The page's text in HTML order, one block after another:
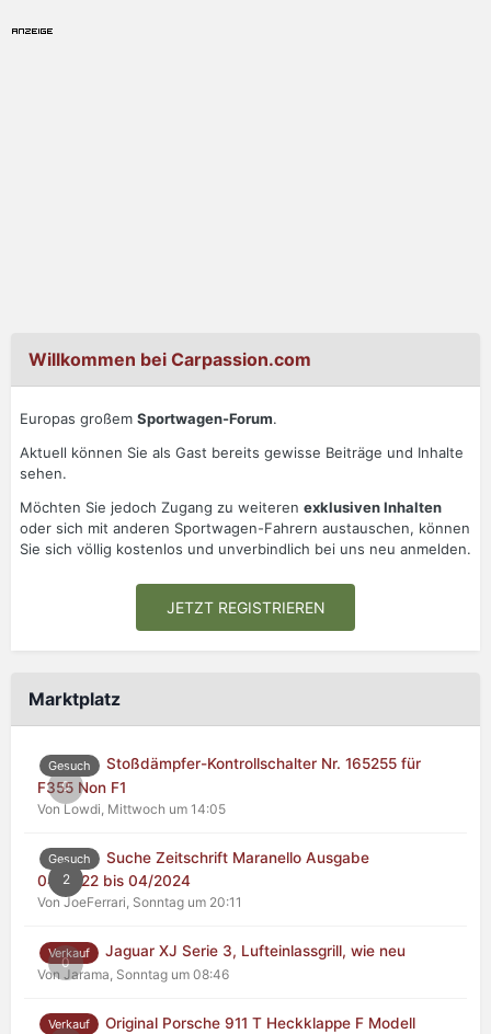
Willkommen bei Carpassion.com
Europas großem Sportwagen-Forum.
Aktuell können Sie als Gast bereits gewisse Beiträge und Inhalte
sehen.
Möchten Sie jedoch Zugang zu weiteren exklusiven Inhalten
oder sich mit anderen Sportwagen-Fahrern austauschen, können
Sie sich völlig kostenlos und unverbindlich bei uns neu anmelden.
JETZT REGISTRIEREN
Marktplatz
0
Gesuch
Stoßdämpfer-Kontrollschalter Nr. 165255 für
F355 Non F1
Von Lowdi, Mittwoch um 14:05
2
Gesuch
Suche Zeitschrift Maranello Ausgabe
04/2022 bis 04/2024
Von JoeFerrari, Sonntag um 20:11
0
Verkauf Jaguar XJ Serie 3, Lufteinlassgrill, wie neu
Von Jarama, Sonntag um 08:46
Verkauf
Original Porsche 911 T Heckklappe F Modell